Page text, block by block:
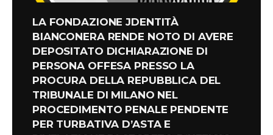
LA FONDAZIONE JDENTITÀ
BIANCONERA RENDE NOTO DI AVERE
DEPOSITATO DICHIARAZIONE DI
PERSONA OFFESA PRESSO LA
PROCURA DELLA REPUBBLICA DEL
TRIBUNALE DI MILANO NEL
PROCEDIMENTO PENALE PENDENTE
PER TURBATIVA D’ASTA E